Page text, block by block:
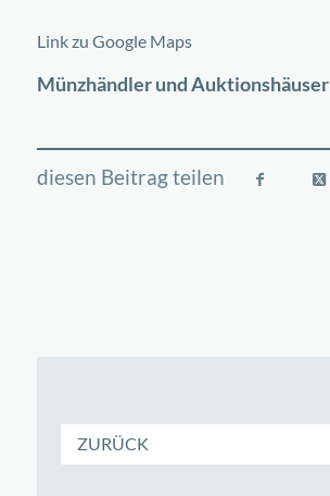
+
Link zu Google Maps
Münzhändler und Auktionshäuser
ZURÜCK